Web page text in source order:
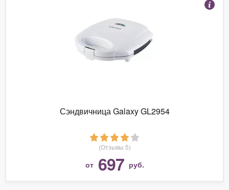
Сэндвичница Galaxy GL2954
(Отзывы 5)
от 697 руб.